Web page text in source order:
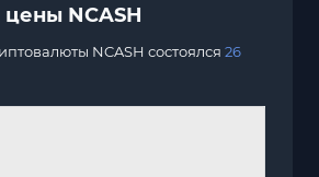
NCASH
NCASH состоялся 26